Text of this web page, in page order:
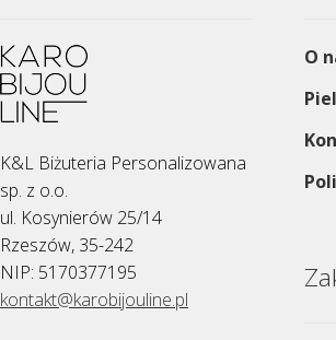
K&L Biżuteria Personalizowana
sp. z o.o.
ul. Kosynierów 25/14
Rzeszów, 35-242
NIP: 5170377195
kontakt@karobijouline.pl
O